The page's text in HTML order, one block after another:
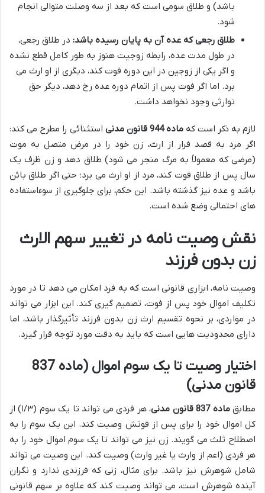
باشد) و طلاق سومی است که بعد از سه وصلت متوالی انجام
شود.
طلاق رجعی که عده آن به پایان رسیده باشد: در طلاق رجعی،
در طول مدت عده، رابطه زوجیت هنوز به طور کامل قطع نشده
و اگر یکی از زوجین در این دوره فوت کند، دیگری از او ارث می
برد. اما اگر فوت پس از اتمام دوره عده رخ دهد، دیگر حق
توارثی وجود نخواهد داشت.
لازم به ذکر است که ماده 944 قانون مدنی
استثنائی را مطرح می کند:
اگر مرد به قصد فرار از ارث، زن خود را در مرض متصل به موت
(مرضی که معمولاً به مرگ منجر می شود) طلاق دهد و زن ظرف یک
سال پس از طلاق فوت کند، مرد از او ارث می برد؛ حتی اگر طلاق بائن
باشد و عده نیز گذشته باشد. این حکم، برای جلوگیری از سوءاستفاده
های احتمالی وضع شده است.
نقش وصیت نامه در تغییر سهم الارث
زن بدون فرزند
وصیت نامه، ابزاری قانونی است که به فرد امکان می دهد تا در مورد
تکلیف اموال خود پس از فوت، تصمیم گیری کند. این ابزار می تواند
در مواردی، بر نحوه تقسیم ارث زن بدون فرزند تأثیرگذار باشد، اما
دارای محدودیت هایی است که باید به دقت مورد توجه قرار گیرد.
اختیار وصیت تا یک سوم اموال (ماده 837
قانون مدنی)
مطابقماده 837 قانون مدنی
، هر فردی می تواند تا یک سوم (۱/۳) از
کل اموال خود را برای پس از فوتش وصیت کند. این یک سوم را به
اصطلاح ثلث می گویند. زن نیز می تواند تا یک سوم اموال خود را به
هر فردی (اعم از وارث یا غیر وارث) وصیت کند. این وصیت می تواند
شامل شوهرش نیز باشد. برای مثال، زنی که فرزندی ندارد و نگران
آینده شوهرش است، می تواند وصیت کند که علاوه بر سهم قانونی